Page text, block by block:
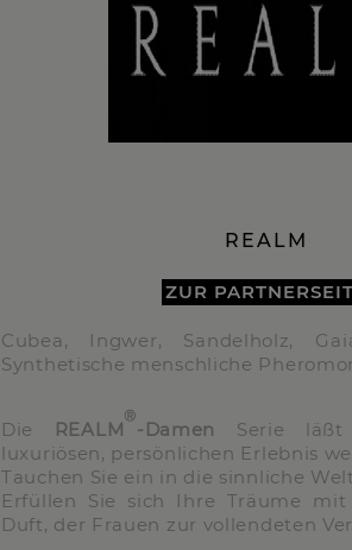
REALM
ZUR
Cubea, Ingwer, Sandelholz,
Synthetische menschliche
Die REALM
®
-Damen
Serie läßt
luxuriösen, persönlichen Erlebnis
Tauchen Sie ein in die sinnliche
Erfüllen Sie sich Ihre Träume mit
Duft, der Frauen zur vollendeten